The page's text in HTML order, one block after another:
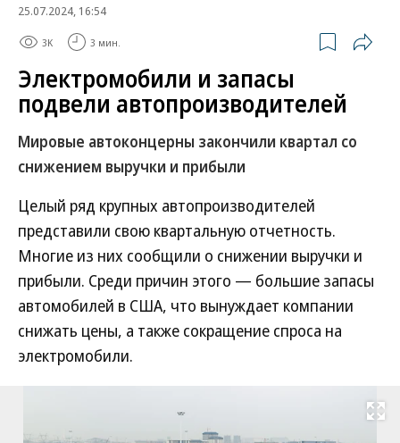
25.07.2024, 16:54
3K 3 мин.
Электромобили и запасы
подвели автопроизводителей
Мировые автоконцерны закончили квартал со
снижением выручки и прибыли
Целый ряд крупных автопроизводителей
представили свою квартальную отчетность.
Многие из них сообщили о снижении выручки и
прибыли. Среди причин этого — большие запасы
автомобилей в США, что вынуждает компании
снижать цены, а также сокращение спроса на
электромобили.
Развернуть